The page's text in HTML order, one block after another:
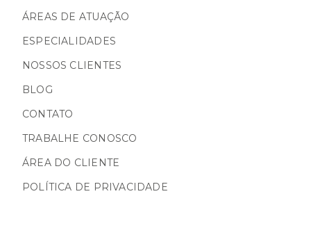
ÁREAS DE ATUAÇÃO
ESPECIALIDADES
NOSSOS CLIENTES
BLOG
CONTATO
TRABALHE CONOSCO
ÁREA DO CLIENTE
POLÍTICA DE PRIVACIDADE